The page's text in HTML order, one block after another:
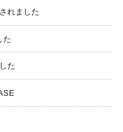
れました
た
た